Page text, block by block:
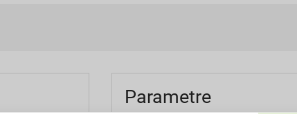
Parametre